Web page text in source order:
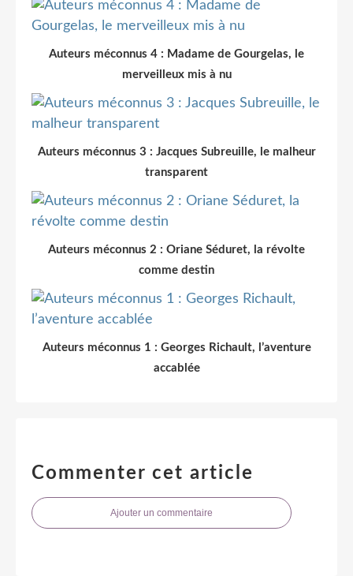
Auteurs méconnus 4 : Madame de Gourgelas, le
merveilleux mis à nu
Auteurs méconnus 3 : Jacques Subreuille, le malheur
transparent
Auteurs méconnus 2 : Oriane Séduret, la révolte
comme destin
Auteurs méconnus 1 : Georges Richault, l’aventure
accablée
Commenter cet article
Ajouter un commentaire